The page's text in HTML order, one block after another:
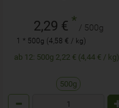
2,29 € * / 500g
1 * 500g (4,58 € / kg)
ab 12: 500g 2,22 € (4,44 € / kg)
500g